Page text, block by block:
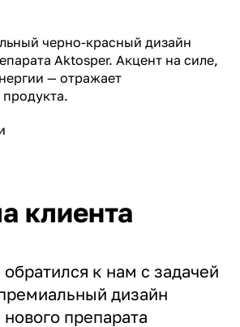
черно-красный дизайн
Aktosper. Акцент на силе,
— отражает
клиента
к нам с задачей
дизайн
препарата